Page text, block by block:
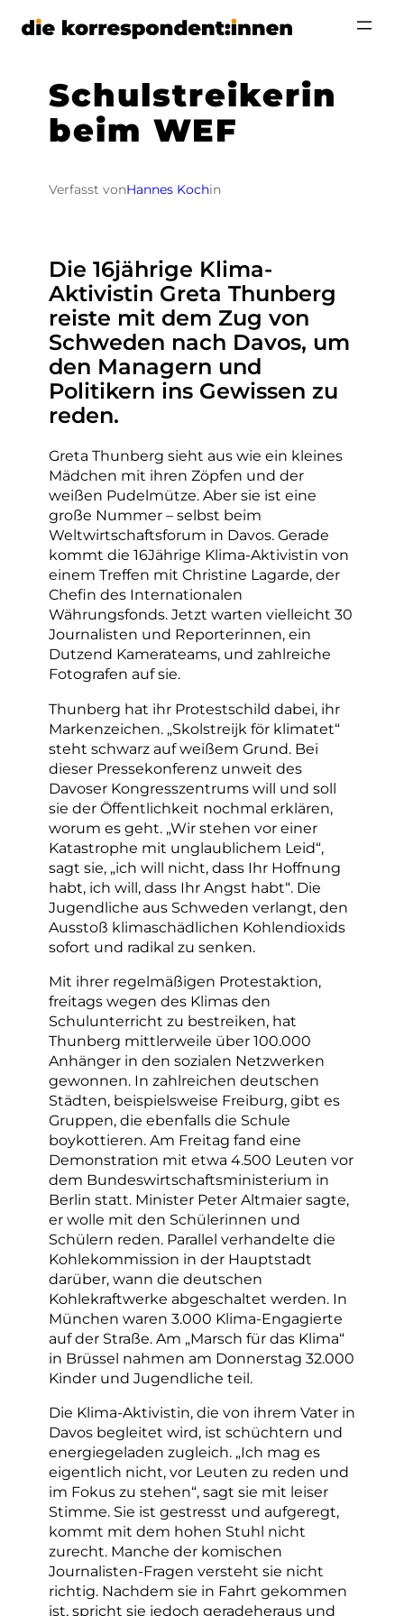
Zum
Schulstreikerin
beim WEF
Verfasst vonHannes Kochin
Die 16jährige Klima-
Aktivistin Greta Thunberg
reiste mit dem Zug von
Schweden nach Davos, um
den Managern und
Politikern ins Gewissen zu
reden.
Greta Thunberg sieht aus wie ein kleines
Mädchen mit ihren Zöpfen und der
weißen Pudelmütze. Aber sie ist eine
große Nummer – selbst beim
Weltwirtschaftsforum in Davos. Gerade
kommt die 16Jährige Klima-Aktivistin von
einem Treffen mit Christine Lagarde, der
Chefin des Internationalen
Währungsfonds. Jetzt warten vielleicht 30
Journalisten und Reporterinnen, ein
Dutzend Kamerateams, und zahlreiche
Fotografen auf sie.
Thunberg hat ihr Protestschild dabei, ihr
Markenzeichen. „Skolstreijk för klimatet“
steht schwarz auf weißem Grund. Bei
dieser Pressekonferenz unweit des
Davoser Kongresszentrums will und soll
sie der Öffentlichkeit nochmal erklären,
worum es geht. „Wir stehen vor einer
Katastrophe mit unglaublichem Leid“,
sagt sie, „ich will nicht, dass Ihr Hoffnung
habt, ich will, dass Ihr Angst habt“. Die
Jugendliche aus Schweden verlangt, den
Ausstoß klimaschädlichen Kohlendioxids
sofort und radikal zu senken.
Mit ihrer regelmäßigen Protestaktion,
freitags wegen des Klimas den
Schulunterricht zu bestreiken, hat
Thunberg mittlerweile über 100.000
Anhänger in den sozialen Netzwerken
gewonnen. In zahlreichen deutschen
Städten, beispielsweise Freiburg, gibt es
Gruppen, die ebenfalls die Schule
boykottieren. Am Freitag fand eine
Demonstration mit etwa 4.500 Leuten vor
dem Bundeswirtschaftsministerium in
Berlin statt. Minister Peter Altmaier sagte,
er wolle mit den Schülerinnen und
Schülern reden. Parallel verhandelte die
Kohlekommission in der Hauptstadt
darüber, wann die deutschen
Kohlekraftwerke abgeschaltet werden. In
München waren 3.000 Klima-Engagierte
auf der Straße. Am „Marsch für das Klima“
in Brüssel nahmen am Donnerstag 32.000
Kinder und Jugendliche teil.
Die Klima-Aktivistin, die von ihrem Vater in
Davos begleitet wird, ist schüchtern und
energiegeladen zugleich. „Ich mag es
eigentlich nicht, vor Leuten zu reden und
im Fokus zu stehen“, sagt sie mit leiser
Stimme. Sie ist gestresst und aufgeregt,
kommt mit dem hohen Stuhl nicht
zurecht. Manche der komischen
Journalisten-Fragen versteht sie nicht
richtig. Nachdem sie in Fahrt gekommen
ist, spricht sie jedoch geradeheraus und